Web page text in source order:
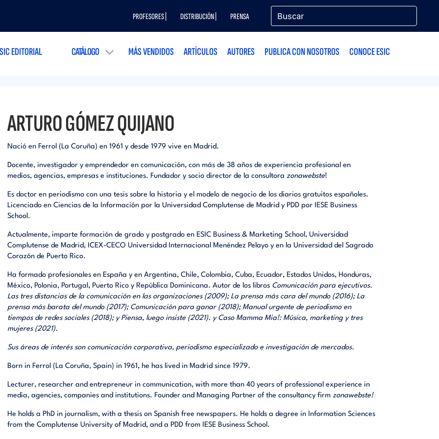
PROFESORES | DISTRIBUCIÓN | PRENSA
EDITORIAL CATÁLOGO MÁS VENDIDOS ARTÍCULOS AUTORES PUBLICA CON NOSOTROS CONOCE ESIC
ARTURO GÓMEZ QUIJANO
Nació en Ferrol (La Coruña) en 1961 y desde 1979 vive en Madrid.
Docente, investigador y emprendedor en comunicación, con más de 38 años de experiencia profesional en
medios, agencias, empresas e instituciones. Fundador y socio director de la consultora zonawebste!
Es doctor en periodismo con una tesis sobre la historia y el modelo de negocio de los diarios gratuitos españoles.
Licenciado en Ciencias de la Información por la Universidad Complutense de Madrid y PDD por IESE Business
School.
Actualmente, imparte formación de grado y postgrado en ESIC Business & Marketing School, Universidad
Complutense de Madrid, ICEX-CECO Universidad Internacional Menéndez Pelayo y en la Universidad del Sagrado
Corazón de Puerto Rico.
Ha formado profesionales en España y en Argentina, Chile, Colombia, Cuba, Ecuador, Estados Unidos, Honduras,
México, Polonia, Portugal, Puerto Rico y República Dominicana. Autor de los libros Comunicación para ejecutivos.
Las tres distancias de la comunicación en las organizaciones (2009); La prensa más cara del mundo (2016); La
prensa más barata del mundo (2017); Comunicación para ganar (2018); Manual urgente de periodismo en
tiempos de redes sociales (2018); y Piensa, luego insiste (2021). y Caso Mamma Mia!: Música, marketing y tres
mujeres (2021).
Sus áreas de interés son comunicación corporativa, periodismo especializado e investigación de mercados.
Born in Ferrol (La Coruña, Spain) in 1961, he has lived in Madrid since 1979.
Lecturer, researcher and entrepreneur in communication, with more than 40 years of professional experience in
media, agencies, companies and institutions. Founder and Managing Partner of the consultancy firm zonawebste!
He holds a PhD in journalism, with a thesis on Spanish free newspapers. He holds a degree in Information Sciences
from the Complutense University of Madrid, and a PDD from IESE Business School.